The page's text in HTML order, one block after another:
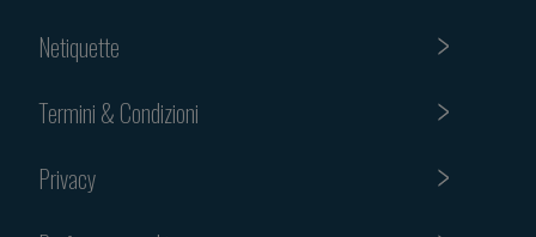
Netiquette
Termini & Condizioni
Privacy